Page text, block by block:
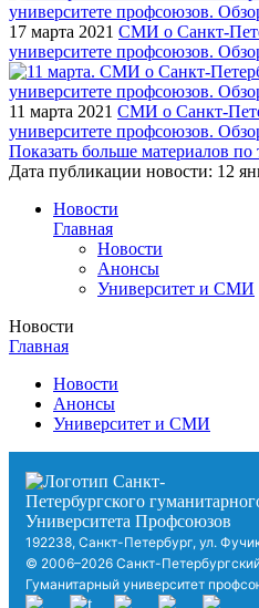
17 марта 2021 СМИ о Санкт-
университете профсоюзов.
11 марта 2021 СМИ о Санкт-
университете профсоюзов.
Показать больше материалов по
Дата публикации новости: 12
Новости
Главная
Новости
Анонсы
Университет и СМИ
Новости
Главная
Новости
Анонсы
Университет и СМИ
192238, Санкт-Петербург, ул.
© 2006–2026 Санкт-
Гуманитарный университет